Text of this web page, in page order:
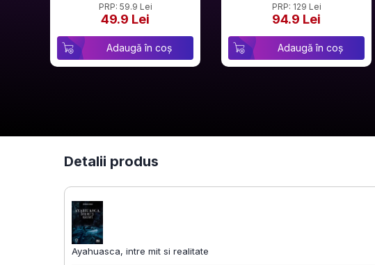
PRP: 59.9 Lei
49.9 Lei
Adaugă în coș
PRP: 129 Lei
94.9 Lei
Adaugă în coș
Detalii produs
Ayahuasca, intre mit si realitate